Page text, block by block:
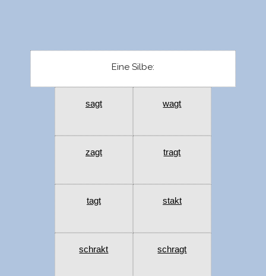
Eine Silbe:
sagt wagt
zagt tragt
tagt stakt
schrakt schragt